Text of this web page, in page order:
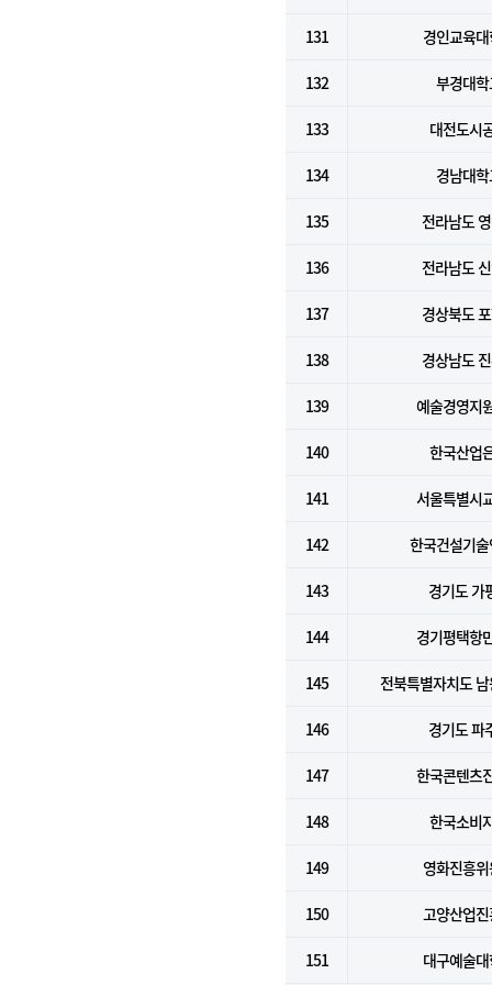
131 경인교육
132 부경대
133 대전도시
134 경남대
135 전라남도
136 전라남도
137 경상북도
138 경상남도
139 예술경영지
140 한국산업
141 서울특별시
142 한국건설기
143 경기도 가
144 경기평택항
145 전북특별자치도
146 경기도 파
147 한국콘텐츠
148 한국소비
149 영화진흥
150 고양산업
151 대구예술